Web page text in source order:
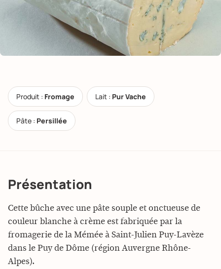
Produit : Fromage Lait : Pur Vache
Pâte : Persillée
Présentation
Cette bûche avec une pâte souple et onctueuse de
couleur blanche à crème est fabriquée par la
fromagerie de la Mémée à Saint-Julien Puy-Lavèze
dans le Puy de Dôme (région Auvergne Rhône-
Alpes).